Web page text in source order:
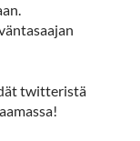
twitteristä